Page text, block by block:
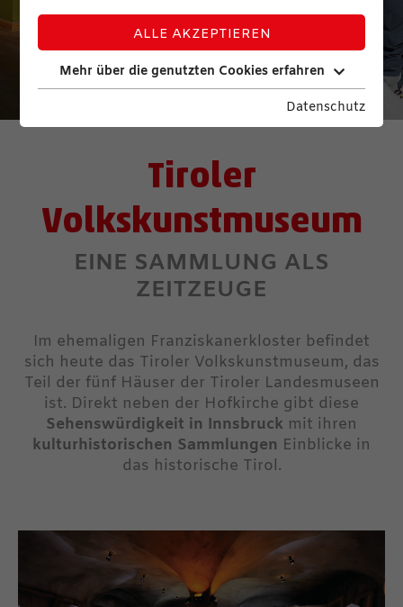
Tiroler
Volkskunstmuseum
EINE SAMMLUNG ALS
ZEITZEUGE
Im ehemaligen Franziskanerkloster befindet
sich heute das Tiroler Volkskunstmuseum, das
Teil der fünf Häuser der Tiroler Landesmuseen
ist. Direkt neben der Hofkirche gibt diese
Sehenswürdigkeit in Innsbruck mit ihren
kulturhistorischen Sammlungen Einblicke in
das historische Tirol.
ALLE AKZEPTIEREN
Mehr über die genutzten Cookies erfahren
Datenschutz